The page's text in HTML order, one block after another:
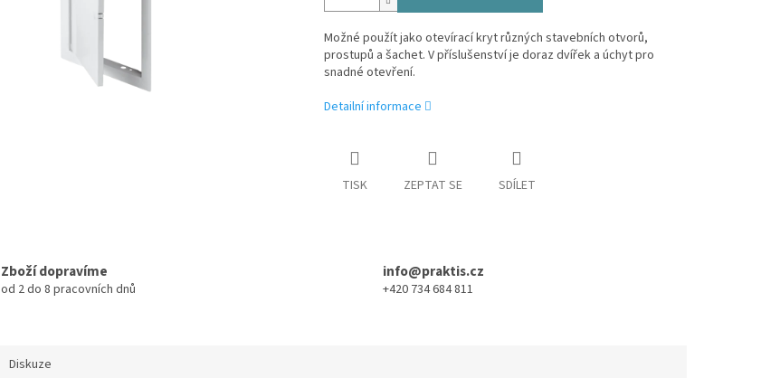
Možné použít jako otevírací kryt různých stavebních otvorů,
prostupů a šachet. V příslušenství je doraz dvířek a úchyt pro
snadné otevření.
Detailní informace
TISK ZEPTAT SE SDÍLET
Zboží dopravíme
od 2 do 8 pracovních dnů
info@praktis.cz
+420 734 684 811
Diskuze